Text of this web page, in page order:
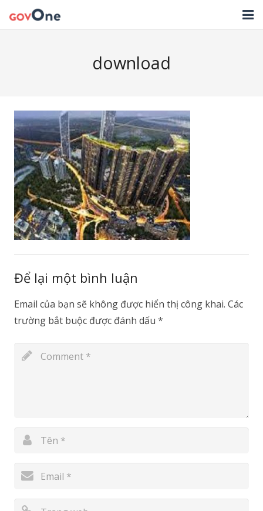
HỖ TRỢ
TẢI ỨNG DỤNG
LIÊN HỆ
NHẬT KÝ CẬP NHẬT PHẦN MỀM
download
Để lại một bình luận
Email của bạn sẽ không được hiển thị công khai. Các
trường bắt buộc được đánh dấu *